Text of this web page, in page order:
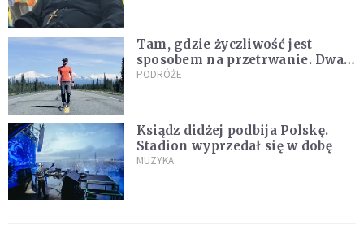
Tam, gdzie życzliwość jest
sposobem na przetrwanie. Dwa
tygodnie na Alasce [REPORTAŻ]
PODRÓŻE
Ksiądz didżej podbija Polskę.
Stadion wyprzedał się w dobę
MUZYKA